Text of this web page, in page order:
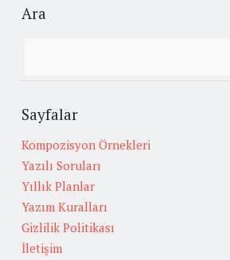
Ara
Sayfalar
Kompozisyon Örnekleri
Yazılı Soruları
Yıllık Planlar
Yazım Kuralları
Gizlilik Politikası
İletişim